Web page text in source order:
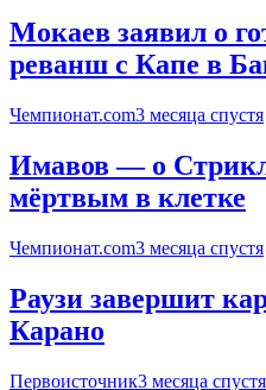
Мокаев заявил о
реванш с Капе в
Чемпионат.com3 месяца спустя
Имавов — о
мёртвым в клетке
Чемпионат.com3 месяца спустя
Раузи завершит
Карано
Первоисточник3 месяца спустя